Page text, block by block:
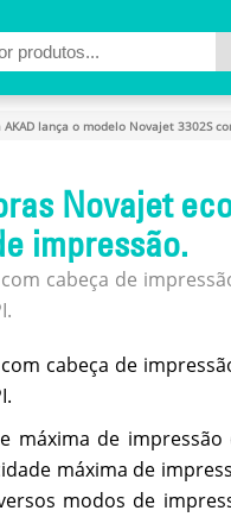
lança o modelo Novajet 3302S
Novajet
impressão.
cabeça de
cabeça de
máxima de
máxima de
modos de